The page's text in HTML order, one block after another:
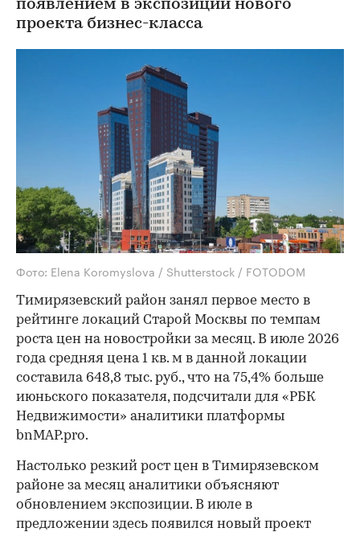
появлением в экспозиции нового
проекта бизнес-класса
Фото: Elena Koromyslova / Shutterstock / FOTODOM
Тимирязевский район занял первое место в
рейтинге локаций Старой Москвы по темпам
роста цен на новостройки за месяц. В июле 2026
года средняя цена 1 кв. м в данной локации
составила 648,8 тыс. руб., что на 75,4% больше
июньского показателя, подсчитали для «РБК
Недвижимости» аналитики платформы
bnMAP.pro.
Настолько резкий рост цен в Тимирязевском
районе за месяц аналитики объясняют
обновлением экспозиции. В июле в
предложении здесь появился новый проект